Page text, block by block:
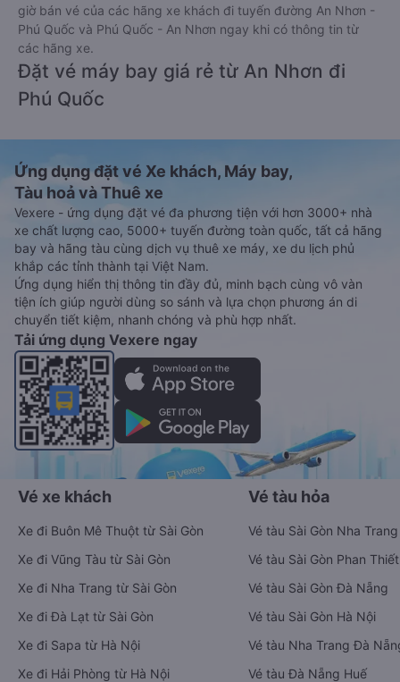
giờ bán vé của các hãng xe khách đi tuyến đường An Nhơn -
Phú Quốc và Phú Quốc - An Nhơn ngay khi có thông tin từ
các hãng xe.
Đặt vé máy bay giá rẻ từ An Nhơn đi
Phú Quốc
Ứng dụng đặt vé Xe khách, Máy bay,
Tàu hoả và Thuê xe
Vexere - ứng dụng đặt vé đa phương tiện với hơn 3000+ nhà
xe chất lượng cao, 5000+ tuyến đường toàn quốc, tất cả hãng
bay và hãng tàu cùng dịch vụ thuê xe máy, xe du lịch phủ
khắp các tỉnh thành tại Việt Nam.
Ứng dụng hiển thị thông tin đầy đủ, minh bạch cùng vô vàn
tiện ích giúp người dùng so sánh và lựa chọn phương án di
chuyển tiết kiệm, nhanh chóng và phù hợp nhất.
Tải ứng dụng Vexere ngay
Vé xe khách
Xe đi Buôn Mê Thuột từ Sài Gòn
Xe đi Vũng Tàu từ Sài Gòn
Xe đi Nha Trang từ Sài Gòn
Xe đi Đà Lạt từ Sài Gòn
Xe đi Sapa từ Hà Nội
Xe đi Hải Phòng từ Hà Nội
Vé tàu hỏa
Vé tàu Sài Gòn Nha Trang
Vé tàu Sài Gòn Phan Thiết
Vé tàu Sài Gòn Đà Nẵng
Vé tàu Sài Gòn Hà Nội
Vé tàu Nha Trang Đà
Vé tàu Đà Nẵng Huế